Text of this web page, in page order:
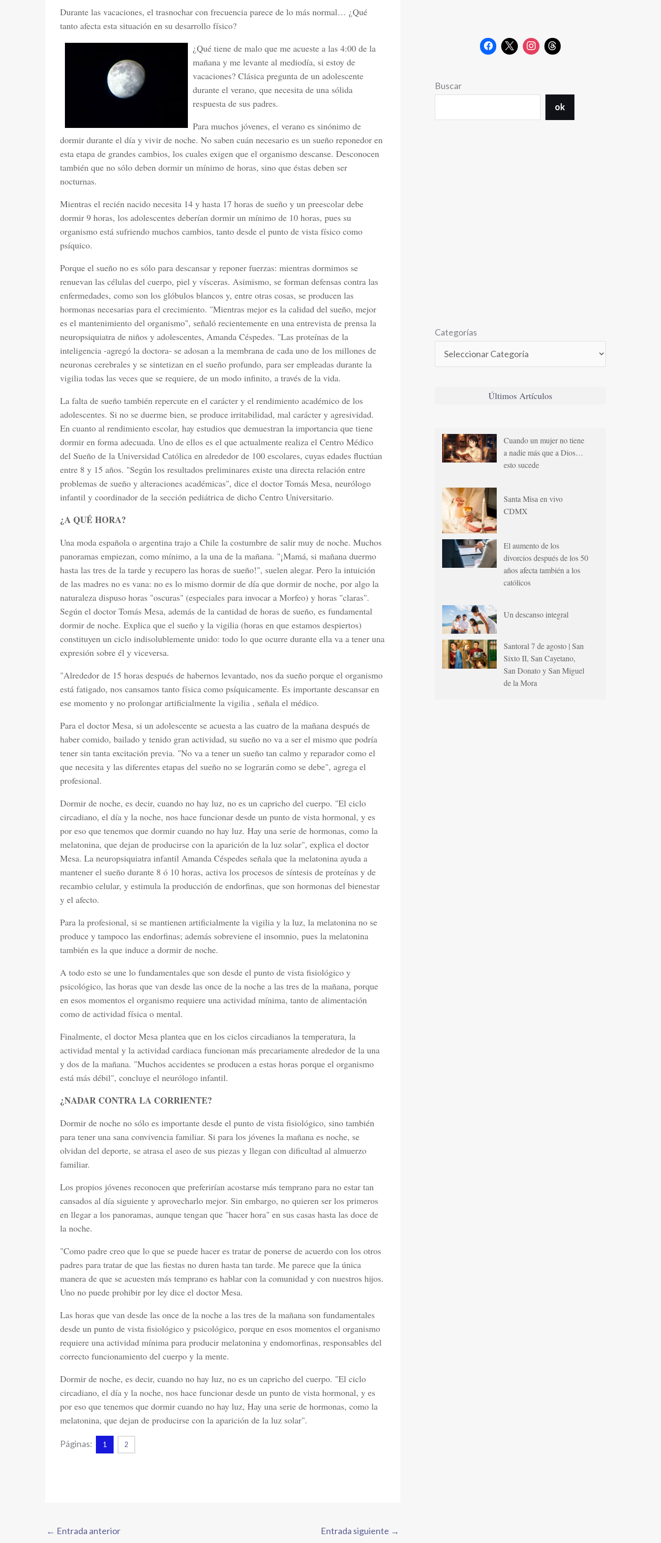
Durante las vacaciones, el trasnochar con frecuencia parece de lo más normal… ¿Qué
tanto afecta esta situación en su desarrollo físico?
¿Qué tiene de malo que me acueste a las 4:00 de la
mañana y me levante al mediodía, si estoy de
vacaciones? Clásica pregunta de un adolescente
durante el verano, que necesita de una sólida
respuesta de sus padres.
Para muchos jóvenes, el verano es sinónimo de
dormir durante el día y vivir de noche. No saben cuán necesario es un sueño reponedor en
esta etapa de grandes cambios, los cuales exigen que el organismo descanse. Desconocen
también que no sólo deben dormir un mínimo de horas, sino que éstas deben ser
nocturnas.
Mientras el recién nacido necesita 14 y hasta 17 horas de sueño y un preescolar debe
dormir 9 horas, los adolescentes deberían dormir un mínimo de 10 horas, pues su
organismo está sufriendo muchos cambios, tanto desde el punto de vista físico como
psíquico.
Porque el sueño no es sólo para descansar y reponer fuerzas: mientras dormimos se
renuevan las células del cuerpo, piel y vísceras. Asimismo, se forman defensas contra las
enfermedades, como son los glóbulos blancos y, entre otras cosas, se producen las
hormonas necesarias para el crecimiento. "Mientras mejor es la calidad del sueño, mejor
es el mantenimiento del organismo", señaló recientemente en una entrevista de prensa la
neuropsiquiatra de niños y adolescentes, Amanda Céspedes. "Las proteínas de la
inteligencia -agregó la doctora- se adosan a la membrana de cada uno de los millones de
neuronas cerebrales y se sintetizan en el sueño profundo, para ser empleadas durante la
vigilia todas las veces que se requiere, de un modo infinito, a través de la vida.
La falta de sueño también repercute en el carácter y el rendimiento académico de los
adolescentes. Si no se duerme bien, se produce irritabilidad, mal carácter y agresividad.
En cuanto al rendimiento escolar, hay estudios que demuestran la importancia que tiene
dormir en forma adecuada. Uno de ellos es el que actualmente realiza el Centro Médico
del Sueño de la Universidad Católica en alrededor de 100 escolares, cuyas edades fluctúan
entre 8 y 15 años. "Según los resultados preliminares existe una directa relación entre
problemas de sueño y alteraciones académicas", dice el doctor Tomás Mesa, neurólogo
infantil y coordinador de la sección pediátrica de dicho Centro Universitario.
¿A QUÉ HORA?
Una moda española o argentina trajo a Chile la costumbre de salir muy de noche. Muchos
panoramas empiezan, como mínimo, a la una de la mañana. "¡Mamá, si mañana duermo
hasta las tres de la tarde y recupero las horas de sueño!", suelen alegar. Pero la intuición
de las madres no es vana: no es lo mismo dormir de día que dormir de noche, por algo la
naturaleza dispuso horas "oscuras" (especiales para invocar a Morfeo) y horas "claras".
Según el doctor Tomás Mesa, además de la cantidad de horas de sueño, es fundamental
dormir de noche. Explica que el sueño y la vigilia (horas en que estamos despiertos)
constituyen un ciclo indisolublemente unido: todo lo que ocurre durante ella va a tener una
expresión sobre él y viceversa.
"Alrededor de 15 horas después de habernos levantado, nos da sueño porque el organismo
está fatigado, nos cansamos tanto física como psíquicamente. Es importante descansar en
ese momento y no prolongar artificialmente la vigilia , señala el médico.
Para el doctor Mesa, si un adolescente se acuesta a las cuatro de la mañana después de
haber comido, bailado y tenido gran actividad, su sueño no va a ser el mismo que podría
tener sin tanta excitación previa. "No va a tener un sueño tan calmo y reparador como el
que necesita y las diferentes etapas del sueño no se lograrán como se debe", agrega el
profesional.
Dormir de noche, es decir, cuando no hay luz, no es un capricho del cuerpo. "El ciclo
circadiano, el día y la noche, nos hace funcionar desde un punto de vista hormonal, y es
por eso que tenemos que dormir cuando no hay luz. Hay una serie de hormonas, como la
melatonina, que dejan de producirse con la aparición de la luz solar", explica el doctor
Mesa. La neuropsiquiatra infantil Amanda Céspedes señala que la melatonina ayuda a
mantener el sueño durante 8 ó 10 horas, activa los procesos de síntesis de proteínas y de
recambio celular, y estimula la producción de endorfinas, que son hormonas del bienestar
y el afecto.
Para la profesional, si se mantienen artificialmente la vigilia y la luz, la melatonina no se
produce y tampoco las endorfinas; además sobreviene el insomnio, pues la melatonina
también es la que induce a dormir de noche.
A todo esto se une lo fundamentales que son desde el punto de vista fisiológico y
psicológico, las horas que van desde las once de la noche a las tres de la mañana, porque
en esos momentos el organismo requiere una actividad mínima, tanto de alimentación
como de actividad física o mental.
Finalmente, el doctor Mesa plantea que en los ciclos circadianos la temperatura, la
actividad mental y la actividad cardiaca funcionan más precariamente alrededor de la una
y dos de la mañana. "Muchos accidentes se producen a estas horas porque el organismo
está más débil", concluye el neurólogo infantil.
¿NADAR CONTRA LA CORRIENTE?
Dormir de noche no sólo es importante desde el punto de vista fisiológico, sino también
para tener una sana convivencia familiar. Si para los jóvenes la mañana es noche, se
olvidan del deporte, se atrasa el aseo de sus piezas y llegan con dificultad al almuerzo
familiar.
Los propios jóvenes reconocen que preferirían acostarse más temprano para no estar tan
cansados al día siguiente y aprovecharlo mejor. Sin embargo, no quieren ser los primeros
en llegar a los panoramas, aunque tengan que "hacer hora" en sus casas hasta las doce de
la noche.
"Como padre creo que lo que se puede hacer es tratar de ponerse de acuerdo con los otros
padres para tratar de que las fiestas no duren hasta tan tarde. Me parece que la única
manera de que se acuesten más temprano es hablar con la comunidad y con nuestros hijos.
Uno no puede prohibir por ley dice el doctor Mesa.
Las horas que van desde las once de la noche a las tres de la mañana son fundamentales
desde un punto de vista fisiológico y psicológico, porque en esos momentos el organismo
requiere una actividad mínima para producir melatonina y endomorfinas, responsables del
correcto funcionamiento del cuerpo y la mente.
Dormir de noche, es decir, cuando no hay luz, no es un capricho del cuerpo. "El ciclo
circadiano, el día y la noche, nos hace funcionar desde un punto de vista hormonal, y es
por eso que tenemos que dormir cuando no hay luz, Hay una serie de hormonas, como la
melatonina, que dejan de producirse con la aparición de la luz solar".
Páginas: 1 2
← Entrada anterior Entrada siguiente →
Buscar
ok
Categorías
Últimos Artículos
Cuando un mujer no tiene
a nadie más que a Dios…
esto sucede
Santa Misa en vivo
CDMX
El aumento de los
divorcios después de los 50
años afecta también a los
católicos
Un descanso integral
Santoral 7 de agosto | San
Sixto II, San Cayetano,
San Donato y San Miguel
de la Mora